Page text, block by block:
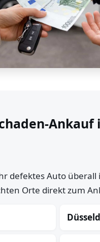
Ankauf
defektes Auto überall
Orte direkt zum